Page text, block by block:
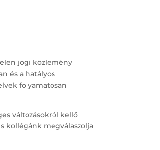
jogi közlemény
és a hatályos
folyamatosan
változásokról kellő
kollégánk megválaszolja